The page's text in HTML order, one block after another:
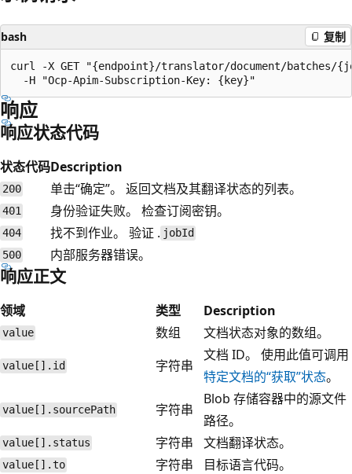
bash 复制
curl -X GET "{endpoint}/translator/document/batches/
响应
响应状态代码
状态代码Description
200 单击“确定”。 返回文档及其翻译状态的列表。
401 身份验证失败。 检查订阅密钥。
404 找不到作业。 验证 . jobId
500
内部服务器错误。
响应正文
领域 类型 Description
value 数组 文档状态对象的数组。
value[].id 字符串
文档 ID。 使用此值可调用
特定文档的“获取”状态。
value[].sourcePath 字符串
Blob 存储容器中的源文件
路径。
value[].status 字符串 文档翻译状态。
value[].to 字符串 目标语言代码。